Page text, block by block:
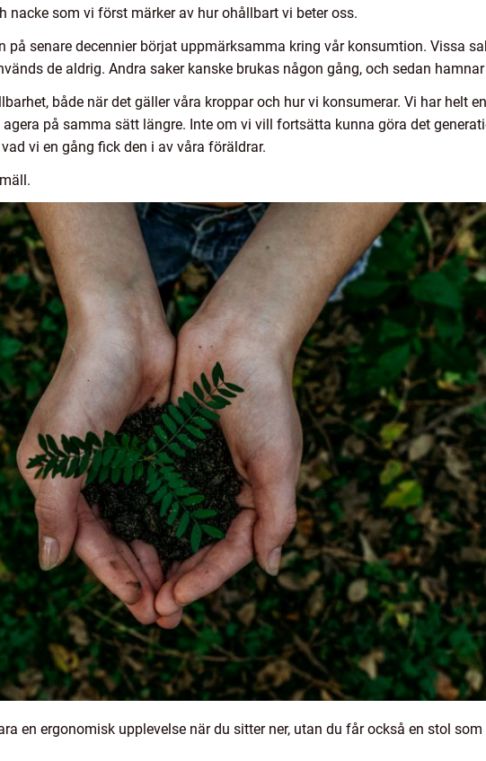
nacke som vi först märker av hur ohållbart vi beter oss.
senare decennier börjat uppmärksamma kring vår konsumtion. Vissa
de aldrig. Andra saker kanske brukas någon gång, och sedan
både när det gäller våra kroppar och hur vi konsumerar. Vi har helt
på samma sätt längre. Inte om vi vill fortsätta kunna göra det
vi en gång fick den i av våra föräldrar.
en ergonomisk upplevelse när du sitter ner, utan du får också en stol